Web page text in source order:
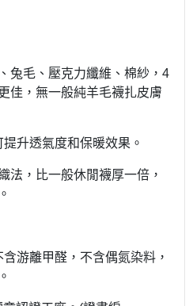
兔毛、壓克力纖維、棉紗，4
佳，無一般純羊毛襪扎皮膚
升透氣度和保暖效果。
，比一般休閒襪厚一倍，
游離甲醛，不含偶氮染料，